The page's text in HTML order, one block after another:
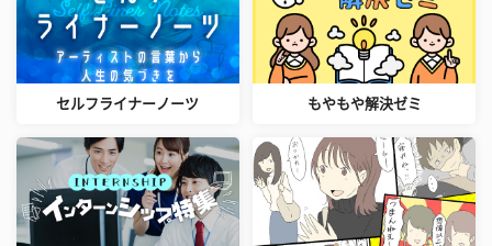
セルフライナーノーツ もやもや解決ゼミ